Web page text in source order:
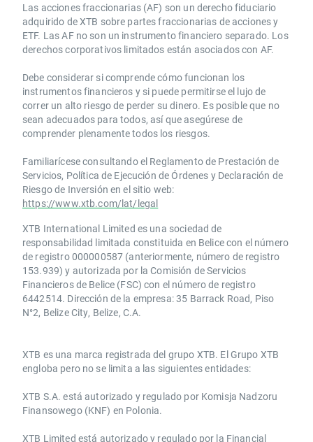
Las acciones fraccionarias (AF) son un derecho fiduciario
adquirido de XTB sobre partes fraccionarias de acciones y
ETF. Las AF no son un instrumento financiero separado. Los
derechos corporativos limitados están asociados con AF.
Debe considerar si comprende cómo funcionan los
instrumentos financieros y si puede permitirse el lujo de
correr un alto riesgo de perder su dinero. Es posible que no
sean adecuados para todos, así que asegúrese de
comprender plenamente todos los riesgos.
Familiarícese consultando el Reglamento de Prestación de
Servicios, Política de Ejecución de Órdenes y Declaración de
Riesgo de Inversión en el sitio web:
https://www.xtb.com/lat/legal
XTB International Limited es una sociedad de
responsabilidad limitada constituida en Belice con el número
de registro 000000587 (anteriormente, número de registro
153.939) y autorizada por la Comisión de Servicios
Financieros de Belice (FSC) con el número de registro
6442514. Dirección de la empresa: 35 Barrack Road, Piso
N°2, Belize City, Belize, C.A.
​​XTB es una marca registrada del grupo XTB. El Grupo XTB
engloba pero no se limita a las siguientes entidades:
XTB S.A.​ está autorizado y regulado por Komisja Nadzoru
Finansowego (KNF) ​en Polonia.
XTB Limited ​está autorizado y regulado por la ​Financial